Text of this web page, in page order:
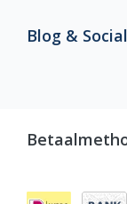
Blog & Social